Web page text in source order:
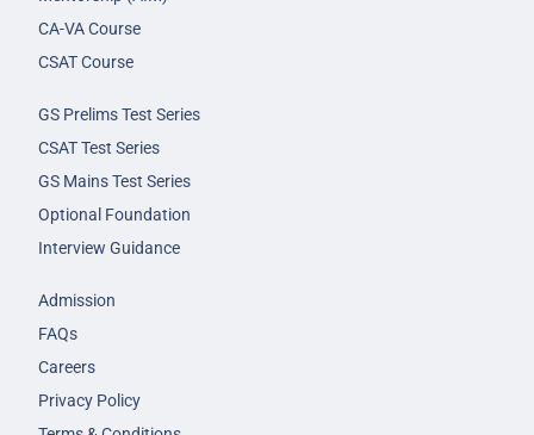
CA-VA Course
CSAT Course
GS Prelims Test Series
CSAT Test Series
GS Mains Test Series
Optional Foundation
Interview Guidance
Admission
FAQs
Careers
Privacy Policy